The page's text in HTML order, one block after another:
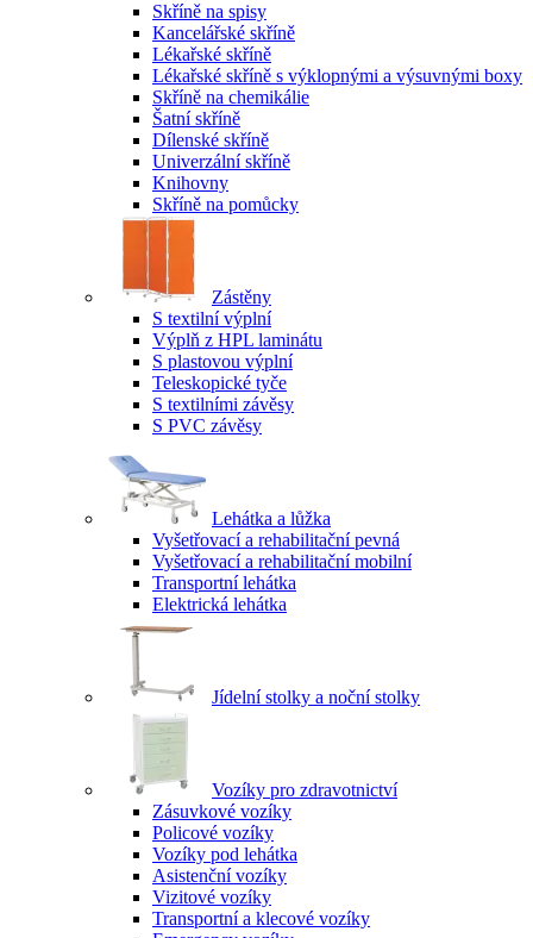
Skříně na spisy
Kancelářské skříně
Lékařské skříně
Lékařské skříně s výklopnými a výsuvnými boxy
Skříně na chemikálie
Šatní skříně
Dílenské skříně
Univerzální skříně
Knihovny
Skříně na pomůcky
Zástěny
S textilní výplní
Výplň z HPL laminátu
S plastovou výplní
Teleskopické tyče
S textilními závěsy
S PVC závěsy
Lehátka a lůžka
Vyšetřovací a rehabilitační pevná
Vyšetřovací a rehabilitační mobilní
Transportní lehátka
Elektrická lehátka
Jídelní stolky a noční stolky
Vozíky pro zdravotnictví
Zásuvkové vozíky
Policové vozíky
Vozíky pod lehátka
Asistenční vozíky
Vizitové vozíky
Transportní a klecové vozíky